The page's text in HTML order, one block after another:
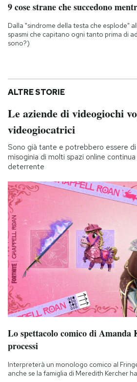
9 cose strane che succedono
Dalla "sindrome della testa che esplode"
spasmi che capitano ogni tanto prima di
sono?)
ALTRE STORIE
Le aziende di videogiochi
videogiocatrici
Sono già tante e potrebbero essere
misoginia di molti spazi online
deterrente
Lo spettacolo comico di Amanda
processi
Interpreterà un monologo comico al
anche se la famiglia di Meredith Kercher